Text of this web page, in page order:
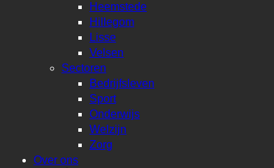
Heemstede
Hillegom
Lisse
Velsen
Sectoren
Bedrijfsleven
Sport
Onderwijs
Welzijn
Zorg
Over ons